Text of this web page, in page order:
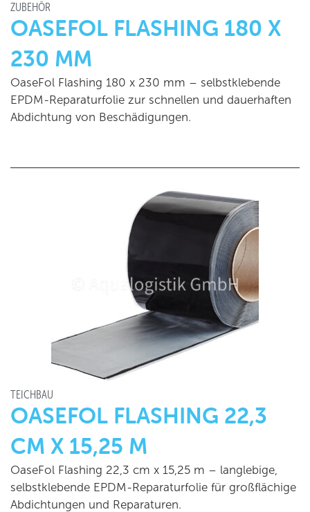
ZUBEHÖR
OASEFOL FLASHING 180 X
230 MM
OaseFol Flashing 180 x 230 mm – selbstklebende
EPDM-Reparaturfolie zur schnellen und dauerhaften
Abdichtung von Beschädigungen.
TEICHBAU
OASEFOL FLASHING 22,3
CM X 15,25 M
OaseFol Flashing 22,3 cm x 15,25 m – langlebige,
selbstklebende EPDM-Reparaturfolie für großflächige
Abdichtungen und Reparaturen.